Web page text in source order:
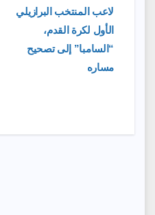
المقالات
لاعب المنتخب البرازيلي
الأول لكرة القدم،
“السامبا” إلى تصحيح
مساره